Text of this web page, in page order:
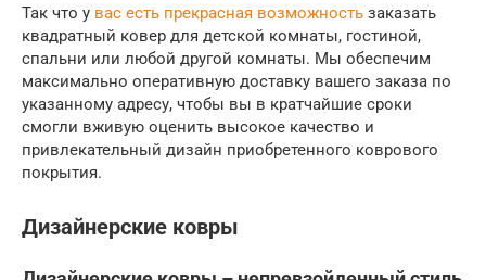
Так что у вас есть прекрасная возможность заказать
квадратный ковер для детской комнаты, гостиной,
спальни или любой другой комнаты. Мы обеспечим
максимально оперативную доставку вашего заказа по
указанному адресу, чтобы вы в кратчайшие сроки
смогли вживую оценить высокое качество и
привлекательный дизайн приобретенного коврового
покрытия.
Дизайнерские ковры